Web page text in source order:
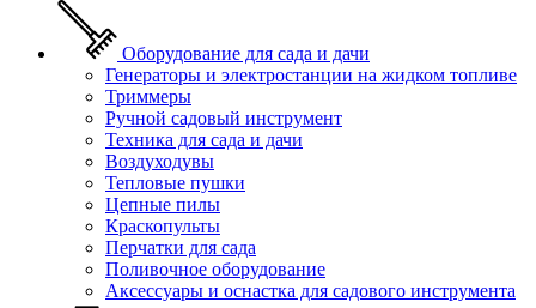
Оборудование для сада и дачи
Генераторы и электростанции на жидком топливе
Триммеры
Ручной садовый инструмент
Техника для сада и дачи
Воздуходувы
Тепловые пушки
Цепные пилы
Краскопульты
Перчатки для сада
Поливочное оборудование
Аксессуары и оснастка для садового инструмента